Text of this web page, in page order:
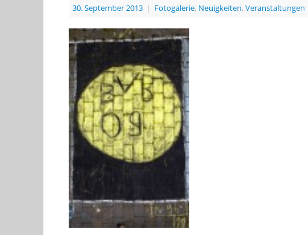
30. September 2013 | Fotogalerie, Neuigkeiten, Veranstaltungen